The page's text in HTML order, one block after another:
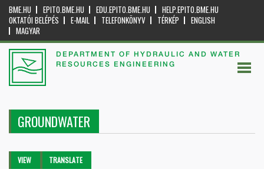
BME.HU EPITO.BME.HU EDU.EPITO.BME.HU
HELP.EPITO.BME.HU
OKTATÓI BELÉPÉS
E-MAIL TELEFONKÖNYV TÉRKÉP
ENGLISH
MAGYAR
DEPARTMENT OF HYDRAULIC AND WATER
RESOURCES ENGINEERING
GROUNDWATER
Primary tabs
VIEW (ACTIVETRANSLATE